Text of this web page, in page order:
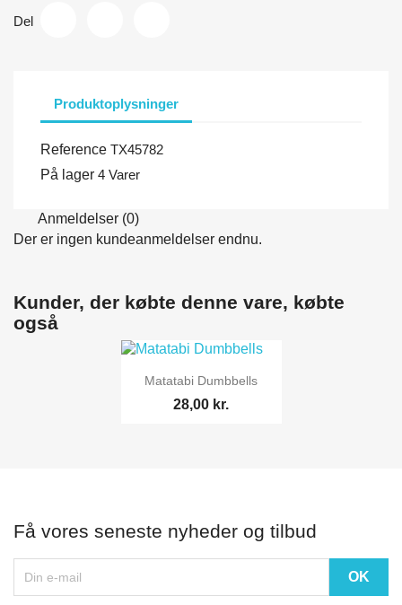
Del
Produktoplysninger
Reference TX45782
På lager 4 Varer
Anmeldelser (0)
Der er ingen kundeanmeldelser endnu.
Kunder, der købte denne vare, købte
også
 Vis her
Matatabi Dumbbells
28,00 kr.
Få vores seneste nyheder og tilbud